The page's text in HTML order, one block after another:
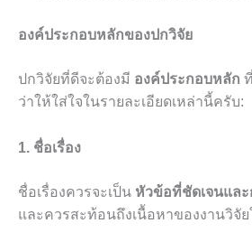
องค์ประกอบหลักของปกวิจัย
ปกวิจัยที่ดีจะต้องมี องค์ประกอบหลัก
ว่าให้ใส่ใจในรายละเอียดเหล่านี้ครับ:
1. ชื่อเรื่อง
ชื่อเรื่องควรจะเป็น หัวข้อที่ชัดเจนแล
และควรสะท้อนถึงเนื้อหาของงานวิจั